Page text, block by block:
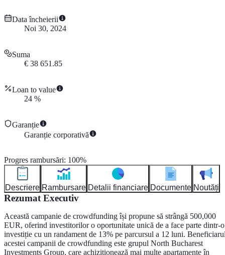
Data încheierii
Noi 30, 2024
Suma
€ 38 651.85
Loan to value
24 %
Garanție
Garanție corporativă
Progres rambursări: 100%
Descriere Rambursare Detalii financiare Documente Noutăți
Rezumat Executiv
Această campanie de crowdfunding își propune să strângă 500,000
EUR, oferind investitorilor o oportunitate unică de a face parte dintr-o
investiție cu un randament de 13% pe parcursul a 12 luni.
acestei campanii de crowdfunding este grupul North Bucharest
Investments Group, care achiziționează mai multe apartamente în